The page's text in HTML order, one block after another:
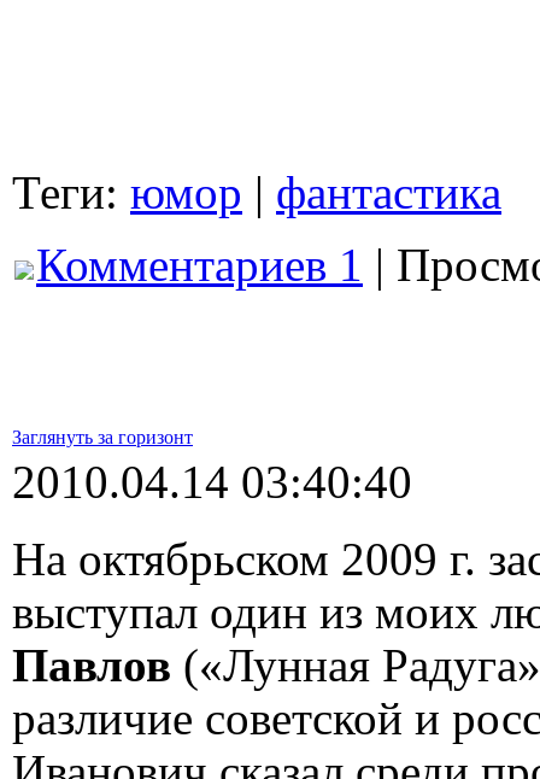
Теги: юмор | фантастика
Комментариев 1 |
Заглянуть за горизонт
2010.04.14 03:40:40
На октябрьском 2009 г.
выступал один из моих
Павлов («Лунная
различие советской и